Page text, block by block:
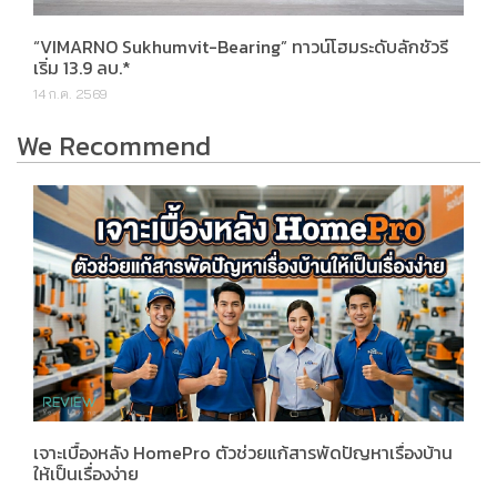
“VIMARNO Sukhumvit-Bearing” ทาวน์โฮมระดับลักชัวรี
เริ่ม 13.9 ลบ.*
14 ก.ค. 2569
We Recommend
เจาะเบื้องหลัง HomePro ตัวช่วยแก้สารพัดปัญหาเรื่องบ้าน
ให้เป็นเรื่องง่าย